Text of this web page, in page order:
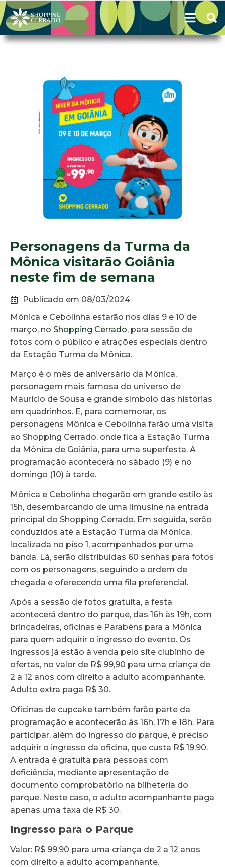
Personagens da Turma da
Mônica visitarão Goiânia
neste fim de semana
Publicado em 08/03/2024
Mônica e Cebolinha estarão nos dias 9 e 10 de
março, no Shopping Cerrado, para sessão de
fotos com o público e atrações especiais dentro
da Estação Turma da Mônica.
Março é o mês de aniversário da Mônica,
personagem mais famosa do universo de
Mauricio de Sousa e grande símbolo das histórias
em quadrinhos. E, para comemorar, os
personagens Mônica e Cebolinha farão uma visita
ao Shopping Cerrado, onde fica a Estação Turma
da Mônica de Goiânia, para uma superfesta. A
programação acontecerá no sábado (9) e no
domingo (10) à tarde.
Mônica e Cebolinha chegarão em grande estilo às
15h, desembarcando de uma limusine na entrada
principal do Shopping Cerrado. Em seguida, serão
conduzidos até a Estação Turma da Mônica,
localizada no piso 1, acompanhados por uma
banda. Lá, serão distribuídas 60 senhas para fotos
com os personagens, seguindo a ordem de
chegada e oferecendo uma fila preferencial.
Após a sessão de fotos gratuita, a festa
acontecerá dentro do parque, das 16h às 19h, com
brincadeiras, oficinas e Parabéns para a Mônica
para quem adquirir o ingresso do evento. Os
ingressos já estão à venda pelo site clubinho de
ofertas, no valor de R$ 99,90 para uma criança de
2 a 12 anos com direito a adulto acompanhante.
Adulto extra paga R$ 30.
Oficinas de cupcake também farão parte da
programação e acontecerão às 16h, 17h e 18h. Para
participar, além do ingresso do parque, é preciso
adquirir o ingresso da oficina, que custa R$ 19,90.
A entrada é gratuita para pessoas com
deficiência, mediante apresentação de
documento comprobatório na bilheteria do
parque. Neste caso, o adulto acompanhante paga
apenas uma taxa de R$ 30.
Ingresso para o Parque
Valor: R$ 99,90 para uma criança de 2 a 12 anos
com direito a adulto acompanhante.